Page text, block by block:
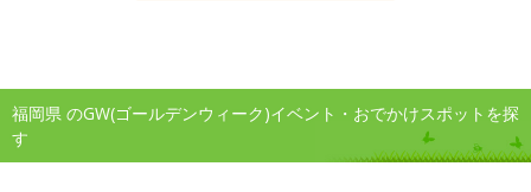
福岡県 のGW(ゴールデンウィーク)イベント・おでかけスポットを探
す